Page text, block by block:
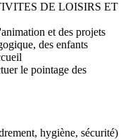
DE LOISIRS ET
et des projets
des enfants
le pointage des
hygiène, sécurité)